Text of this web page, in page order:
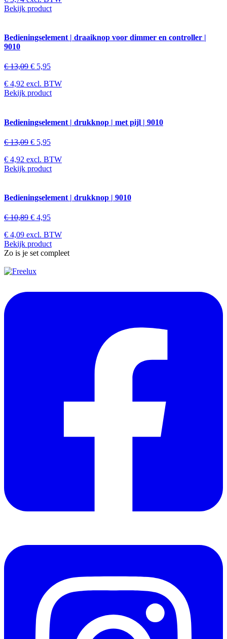
Bekijk product
Bedieningselement | draaiknop voor dimmer en controller |
9010
€13,09 € 5,95
€ 4,92 excl. BTW
Bekijk product
Bedieningselement | drukknop | met pijl | 9010
€13,09 € 5,95
€ 4,92 excl. BTW
Bekijk product
Bedieningselement | drukknop | 9010
€10,89 € 4,95
€ 4,09 excl. BTW
Bekijk product
Zo is je set compleet